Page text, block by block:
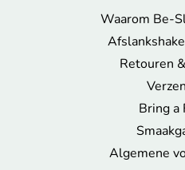
Waarom Be-
Retouren
Bring a
Algemene